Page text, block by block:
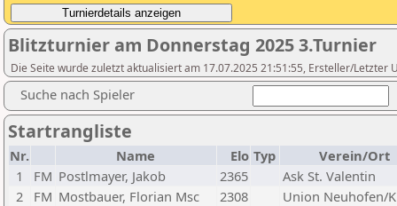
Blitzturnier am Donnerstag 2025 3.Turnier
Die Seite wurde zuletzt aktualisiert am 17.07.2025 21:51:55, Ersteller/Letzter
Suche nach Spieler
Startrangliste
Nr. Name Elo Typ
Verein/Ort
1
FM Postlmayer, Jakob 2365
Ask St. Valentin
2
FM Mostbauer, Florian Msc 2308
Union Neuhofen/